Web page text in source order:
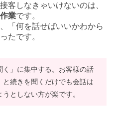
客しなきゃいけないのは、
業です。
「何を話せばいいかわから
たです。
く」に集中する。お客様の話
続きを聞くだけでも会話は
としない方が楽です。